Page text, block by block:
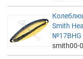
Smith
№17BHG
smith00-